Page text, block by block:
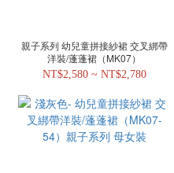
親子系列 幼兒童拼接紗裙 交叉綁帶
洋裝/蓬蓬裙（MK07）
NT$2,580 ~ NT$2,780